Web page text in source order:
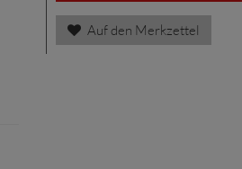
Auf den Merkzettel